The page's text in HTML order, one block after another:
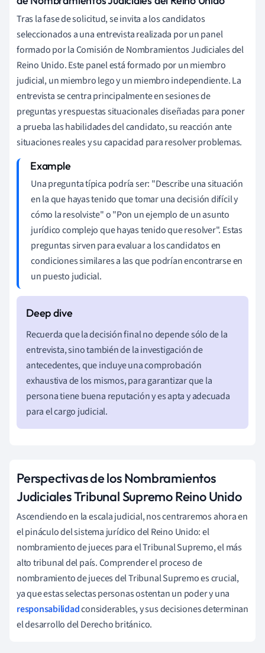
Tras la fase de solicitud, se invita a los candidatos
seleccionados a una entrevista realizada por un panel
formado por la Comisión de Nombramientos Judiciales del
Reino Unido. Este panel está formado por un miembro
judicial, un miembro lego y un miembro independiente. La
entrevista se centra principalmente en sesiones de
preguntas y respuestas situacionales diseñadas para poner
a prueba las habilidades del candidato, su reacción ante
situaciones reales y su capacidad para resolver problemas.
Una pregunta típica podría ser: "Describe una situación
en la que hayas tenido que tomar una decisión difícil y
cómo la resolviste" o "Pon un ejemplo de un asunto
jurídico complejo que hayas tenido que resolver". Estas
preguntas sirven para evaluar a los candidatos en
condiciones similares a las que podrían encontrarse en
un puesto judicial.
Recuerda que la decisión final no depende sólo de la
entrevista, sino también de la investigación de
antecedentes, que incluye una comprobación
exhaustiva de los mismos, para garantizar que la
persona tiene buena reputación y es apta y adecuada
para el cargo judicial.
Perspectivas de los Nombramientos
Judiciales Tribunal Supremo Reino Unido
Ascendiendo en la escala judicial, nos centraremos ahora en
el pináculo del sistema jurídico del Reino Unido: el
nombramiento de jueces para el Tribunal Supremo, el más
alto tribunal del país. Comprender el proceso de
nombramiento de jueces del Tribunal Supremo es crucial,
ya que estas selectas personas ostentan un poder y una
responsabilidadconsiderables, y sus decisiones determinan
el desarrollo del Derecho británico.